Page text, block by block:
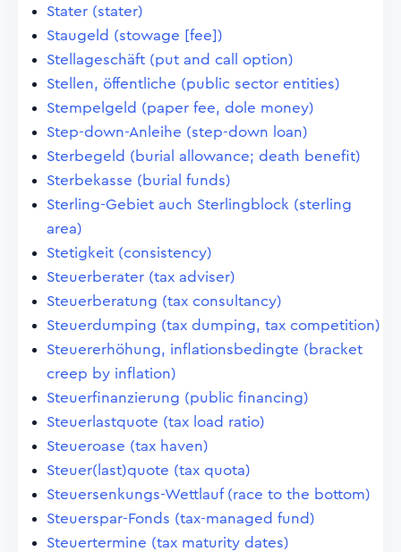
Stater (stater)
Staugeld (stowage [fee])
Stellageschäft (put and call option)
Stellen, öffentliche (public sector entities)
Stempelgeld (paper fee, dole money)
Step-down-Anleihe (step-down loan)
Sterbegeld (burial allowance; death benefit)
Sterbekasse (burial funds)
Sterling-Gebiet auch Sterlingblock (sterling
area)
Stetigkeit (consistency)
Steuerberater (tax adviser)
Steuerberatung (tax consultancy)
Steuerdumping (tax dumping, tax competition)
Steuererhöhung, inflationsbedingte (bracket
creep by inflation)
Steuerfinanzierung (public financing)
Steuerlastquote (tax load ratio)
Steueroase (tax haven)
Steuer(last)quote (tax quota)
Steuersenkungs-Wettlauf (race to the bottom)
Steuerspar-Fonds (tax-managed fund)
Steuertermine (tax maturity dates)